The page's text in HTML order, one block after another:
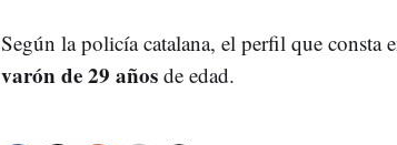
Según la policía catalana, el perfil que consta
varón de 29 años de edad.